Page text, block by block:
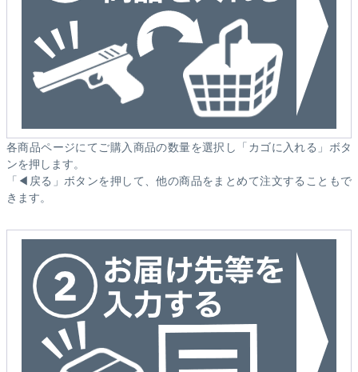
各商品ページにてご購入商品の数量を選択し「カゴに入れる」ボタ
ンを押します。
「◀戻る」ボタンを押して、他の商品をまとめて注文することもで
きます。